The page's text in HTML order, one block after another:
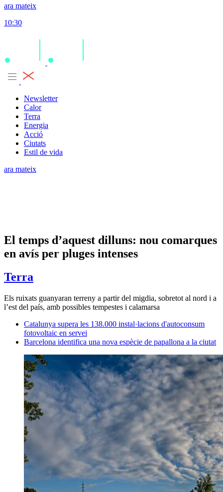
ara mateix
10:30
Newsletter
Calor
Terra
Energia
Acció
Ciutats
Estil de vida
ara mateix
El temps d’aquest dilluns: nou comarques
en avís per pluges intenses
Terra
Els ruixats guanyaran terreny a partir del migdia, sobretot al nord i a
l’est del país, amb possibles tempestes i calamarsa
Catalunya supera les 138.000 instal·lacions d'autoconsum
fotovoltaic en servei
Barcelona identifica una nova espècie de papallona a la ciutat